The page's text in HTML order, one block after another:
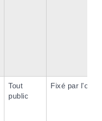
Tout
public
Fixé par